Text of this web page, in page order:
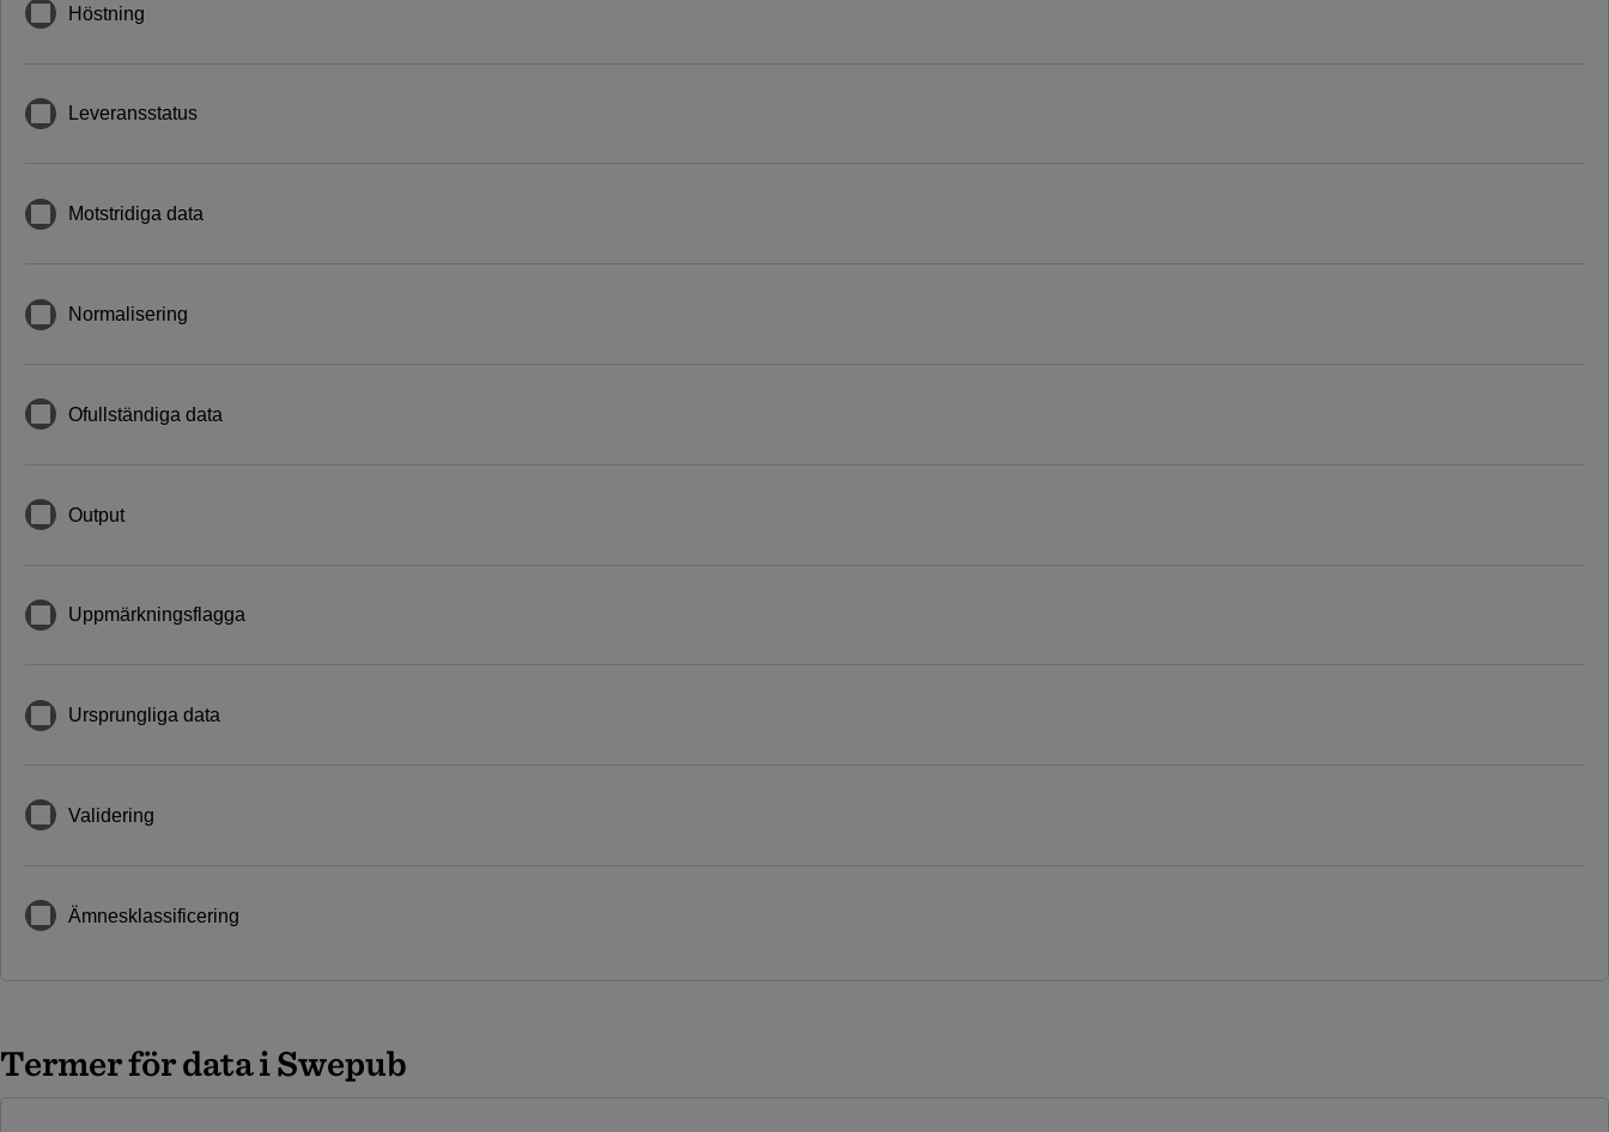
Höstning
Leveransstatus
Motstridiga data
Normalisering
Ofullständiga data
Output
Uppmärkningsflagga
Ursprungliga data
Validering
Ämnesklassificering
Termer för data i Swepub